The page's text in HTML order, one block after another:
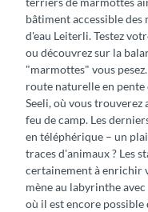
bâtiment accessible
d'eau Leiterli. Testez
ou découvrez sur la
"marmottes" vous
route naturelle en
Seeli, où vous
feu de camp. Les
en téléphérique – un
traces d'animaux ? Les
certainement à enrichir
mène au labyrinthe
où il est encore